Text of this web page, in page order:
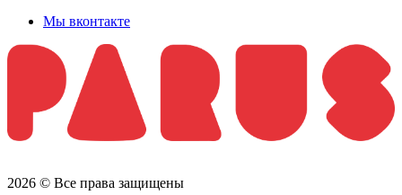
Мы вконтакте
2026 © Все права защищены